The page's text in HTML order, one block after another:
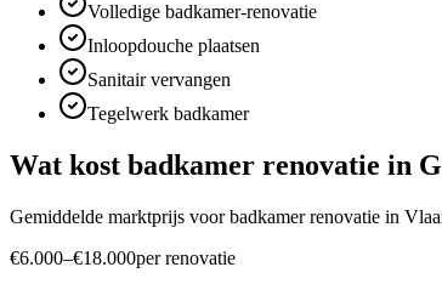
Volledige badkamer-renovatie
Inloopdouche plaatsen
Sanitair vervangen
Tegelwerk badkamer
Wat kost badkamer renovatie in
Gemiddelde marktprijs voorbadkamer renovatie in
€6.000–€18.000perrenovatie